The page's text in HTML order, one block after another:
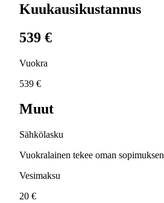
Kuukausikustannus
539 €
Vuokra
539 €
Muut
Sähkölasku
Vuokralainen tekee oman sopimuksen
Vesimaksu
20 €